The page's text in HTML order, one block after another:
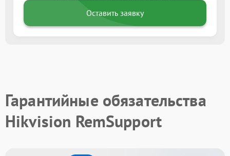
Оставить заявку
Гарантийные обязательства
Hikvision RemSupport